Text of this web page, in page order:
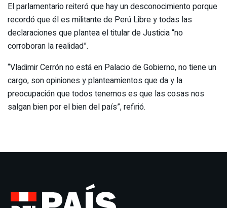
El parlamentario reiteró que hay un desconocimiento porque
recordó que él es militante de Perú Libre y todas las
declaraciones que plantea el titular de Justicia “no
corroboran la realidad”.
“Vladimir Cerrón no está en Palacio de Gobierno, no tiene un
cargo, son opiniones y planteamientos que da y la
preocupación que todos tenemos es que las cosas nos
salgan bien por el bien del país”, refirió.